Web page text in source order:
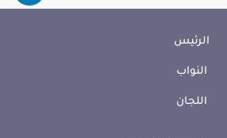
الرئيس
النواب
اللجان